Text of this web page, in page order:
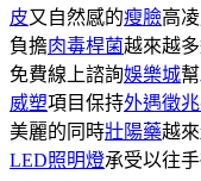
皮又自然感的瘦臉高
負擔肉毒桿菌越來越
免費線上諮詢娛樂城
威塑項目保持外遇徵
美麗的同時壯陽藥越
LED照明燈承受以往